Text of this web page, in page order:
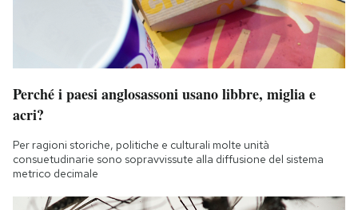
Perché i paesi anglosassoni usano libbre, miglia e
acri?
Per ragioni storiche, politiche e culturali molte unità
consuetudinarie sono sopravvissute alla diffusione del sistema
metrico decimale